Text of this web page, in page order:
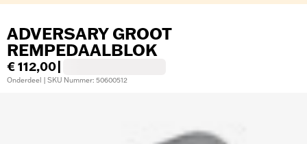
ADVERSARY GROOT
REMPEDAALBLOK
€ 112,00
Onderdeel | SKU Nummer: 50600512